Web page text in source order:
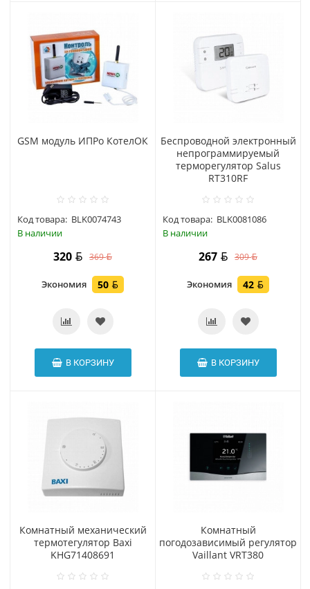
GSM модуль ИПРо КотелОК
Код товара: BLK0074743
В наличии
320 369
Экономия 50
В КОРЗИНУ
Беспроводной электронный
непрограммируемый
терморегулятор Salus
RT310RF
Код товара: BLK0081086
В наличии
267 309
Экономия 42
В КОРЗИНУ
Комнатный механический
термотегулятор Baxi
KHG71408691
Комнатный
погодозависимый регулятор
Vaillant VRT380